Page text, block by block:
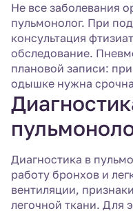
Не все заболевания
пульмонолог. При
консультация
обследование.
плановой записи:
одышке нужна
Диагностика в
работу бронхов и
вентиляции,
легочной ткани. Для